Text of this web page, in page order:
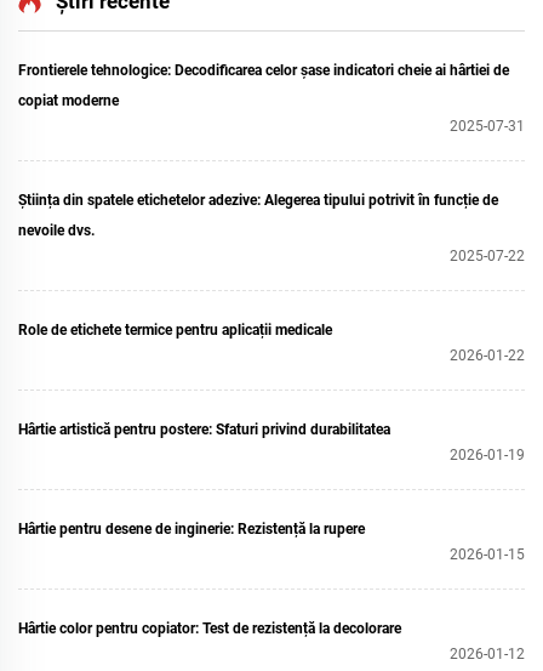
Frontierele tehnologice: Decodificarea celor șase indicatori cheie ai hârtiei de
copiat moderne
2025-07-31
Știința din spatele etichetelor adezive: Alegerea tipului potrivit în funcție de
nevoile dvs.
2025-07-22
Role de etichete termice pentru aplicații medicale
2026-01-22
Hârtie artistică pentru postere: Sfaturi privind durabilitatea
2026-01-19
Hârtie pentru desene de inginerie: Rezistență la rupere
2026-01-15
Hârtie color pentru copiator: Test de rezistență la decolorare
2026-01-12